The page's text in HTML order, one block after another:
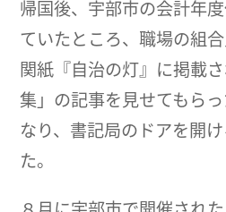
帰国後、宇部市の会計年
ていたところ、職場の組
関紙『自治の灯』に掲載
集」の記事を見せてもら
なり、書記局のドアを開
た。